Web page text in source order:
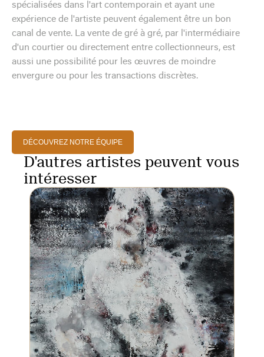
spécialisées dans l'art contemporain et ayant une
expérience de l'artiste peuvent également être un bon
canal de vente. La vente de gré à gré, par l'intermédiaire
d'un courtier ou directement entre collectionneurs, est
aussi une possibilité pour les œuvres de moindre
envergure ou pour les transactions discrètes.
DÉCOUVREZ NOTRE ÉQUIPE
D'autres artistes peuvent vous
intéresser